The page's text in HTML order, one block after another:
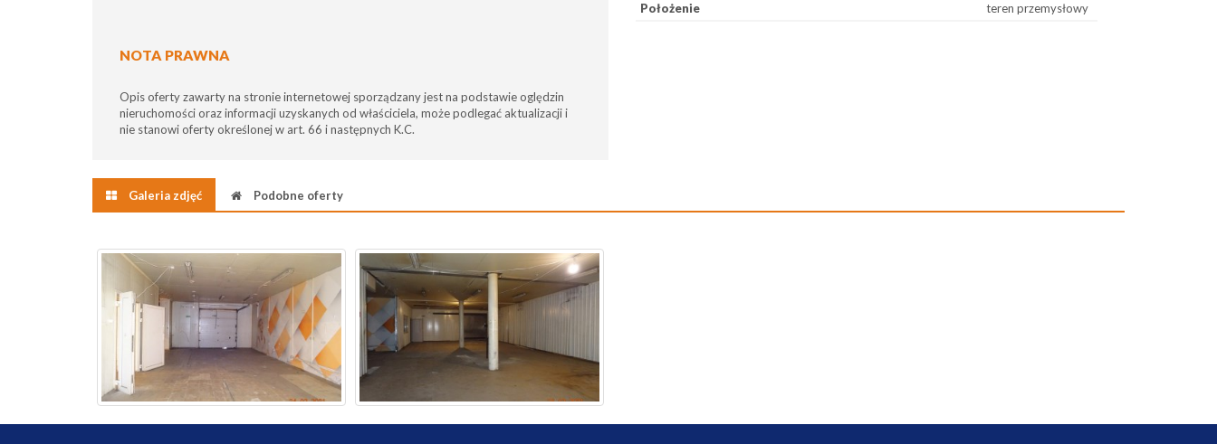
NOTA PRAWNA
Opis oferty zawarty na stronie internetowej sporządzany jest na podstawie oględzin
nieruchomości oraz informacji uzyskanych od właściciela, może podlegać aktualizacji i
nie stanowi oferty określonej w art. 66 i następnych K.C.
Położenie teren przemysłowy
Galeria zdjęć Podobne oferty